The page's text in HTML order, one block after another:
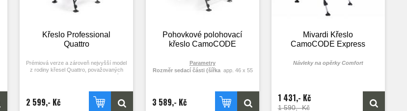
Křeslo Professional
Quattro
Prémiová verze a zároveň nejvyšší model
z rodiny křesel Quattro, považovaných
pevný rám je doplněn robustními opěrkami,
které se nekroutí a ni při vysokém zatížení
a slouží zároveň k polohování opěradla.
2 599,- Kč
Pohovkové polohovací
křeslo CamoCODE
Parametry
Rozměr sedací části (šířka app. 46 x 55
cm
Výška sedáku od země (od
- do)
app. 39 - 51
3 589,- Kč
Mivardi Křeslo
CamoCODE Express
Návleky na opěrky Comfort
1 431,- Kč
1 590,- Kč